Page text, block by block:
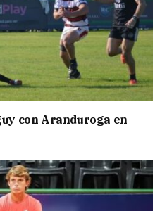
con Aranduroga en